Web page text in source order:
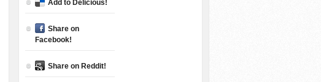
Add to Delicious!
Share on
Facebook!
Share on Reddit!